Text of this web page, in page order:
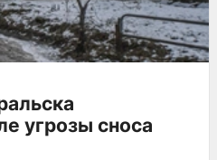
угрозы сноса